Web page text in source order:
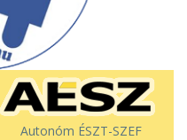
Autonóm ÉSZT-SZEF